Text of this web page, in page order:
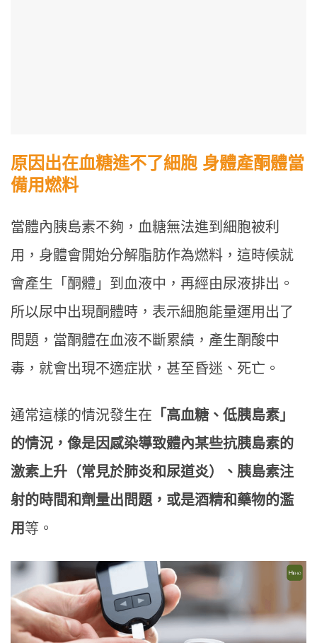
原因出在血糖進不了細胞 身體產酮體當
備用燃料
當體內胰島素不夠，血糖無法進到細胞被利
用，身體會開始分解脂肪作為燃料，這時候就
會產生「酮體」到血液中，再經由尿液排出。
所以尿中出現酮體時，表示細胞能量運用出了
問題，當酮體在血液不斷累績，產生酮酸中
毒，就會出現不適症狀，甚至昏迷、死亡。
通常這樣的情況發生在 「高血糖、低胰島素」
的情況，像是因感染導致體內某些抗胰島素的
激素上升（常見於肺炎和尿道炎）、胰島素注
射的時間和劑量出問題，或是酒精和藥物的濫
用等。